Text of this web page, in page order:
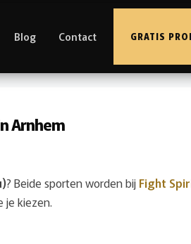
Blog Contact GRATIS
Arnhem
? Beide sporten worden bij Fight
je kiezen.